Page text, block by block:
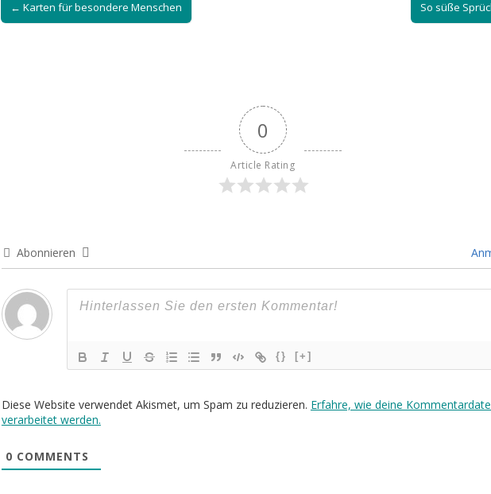
navigation
← Karten für besondere Menschen So süße
0
Article Rating
Abonnieren
{} [+]
Diese Website verwendet Akismet, um Spam zu reduzieren. Erfahre, wie deine
verarbeitet werden.
0 COMMENTS